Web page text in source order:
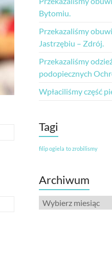
Bytomiu.
Przekazaliśmy
Jastrzębiu – Zdrój.
Przekazaliśmy
podopiecznych
Wpłaciliśmy część
Tagi
filip ogiela to zrobilismy
Archiwum
Archiwum